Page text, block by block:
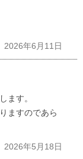
2026年6月11日
ます。
ますのであら
2026年5月18日